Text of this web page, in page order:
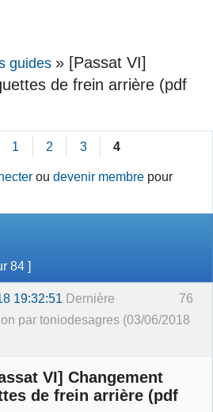
guides » [Passat VI]
de frein arrière (pdf
1 2 3 4
oudevenir membre pour
84 ]
76
19:32:51 Dernière
par toniodesagres (03/06/2018
VI] Changement
de frein arrière (pdf